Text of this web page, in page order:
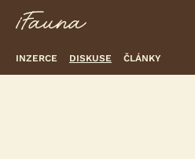
INZERCE DISKUSE ČLÁNKY